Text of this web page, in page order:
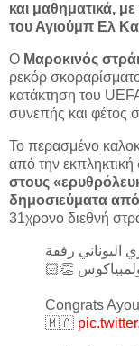
και μαθηματικά,
του Αγιούμπ Ελ
Ο Μαροκινός
ρεκόρ
κατάκτηση του
συνεπής και φέτος
Το περασμένο
από την εκπληκτική
στους
δημοσιεύματα
31χρονο διεθνή
اليوناني رفقة
👏🏻
Congrats
🇲🇦